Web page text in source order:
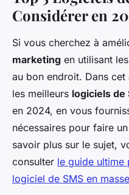
Considérer en
Si vous cherchez à
marketing en utilisant les
au bon endroit. Dans
les meilleurs logiciels de
en 2024, en vous
nécessaires pour faire
savoir plus sur le sujet,
consulter le guide ultime
logiciel de SMS en masse